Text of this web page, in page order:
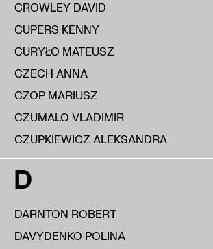
CROWLEY DAVID
CUPERS KENNY
CURYŁO MATEUSZ
CZECH ANNA
CZOP MARIUSZ
CZUMALO VLADIMIR
CZUPKIEWICZ ALEKSANDRA
D
DARNTON ROBERT
DAVYDENKO POLINA